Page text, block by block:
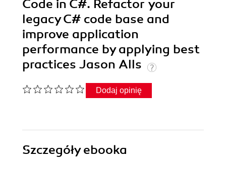
Code in C#. Refactor your
legacy C# code base and
improve application
performance by applying best
practices Jason Alls
Dodaj opinię
Szczegółyebooka